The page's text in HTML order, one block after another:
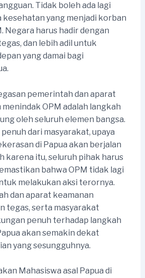
Tidak boleh ada lagi
kesehatan yang menjadi korban
Negara harus hadir dengan
dan lebih adil untuk
yang damai bagi
pemerintah dan aparat
menindak OPM adalah langkah
oleh seluruh elemen bangsa.
dari masyarakat, upaya
di Papua akan berjalan
karena itu, seluruh pihak harus
bahwa OPM tidak lagi
melakukan aksi terornya.
dan aparat keamanan
tegas, serta masyarakat
penuh terhadap langkah
akan semakin dekat
yang sesungguhnya.
Mahasiswa asal Papua di